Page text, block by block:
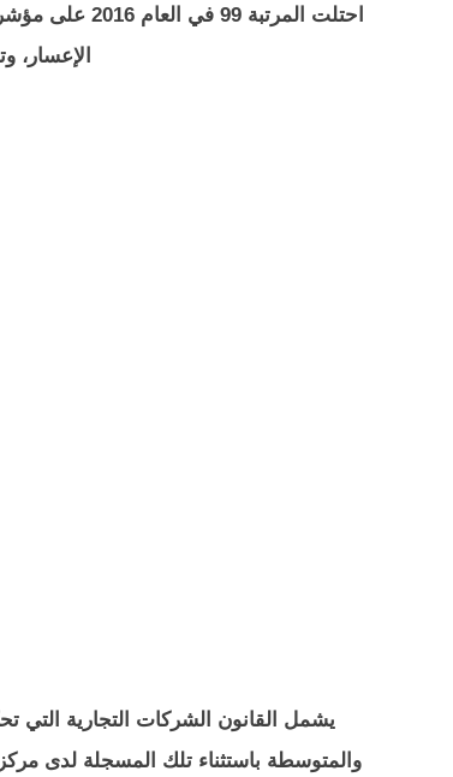
احتلت
الإعسار،
يشمل القانون الشركات التجارية
والمتوسطة باستثناء تلك المسجلة لدى